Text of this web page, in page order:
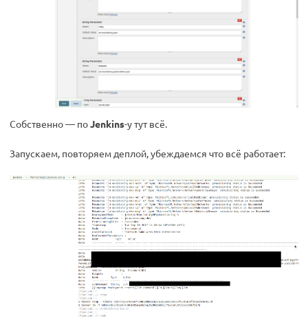
Собственно — поJenkins-у тут всё.
Запускаем, повторяем деплой, убеждаемся что всё работает: